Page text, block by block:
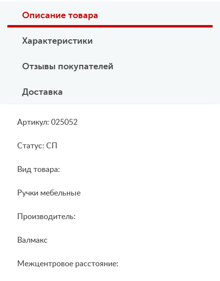
Описание товара
Характеристики
Отзывы покупателей
Доставка
Артикул: 025052
Статус: СП
Вид товара:
Ручки мебельные
Производитель:
Валмакс
Межцентровое расстояние: